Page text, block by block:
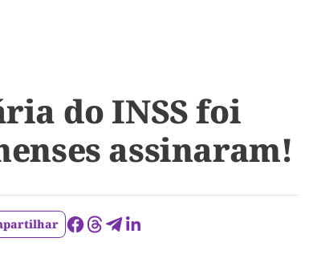
do INSS foi
assinaram!